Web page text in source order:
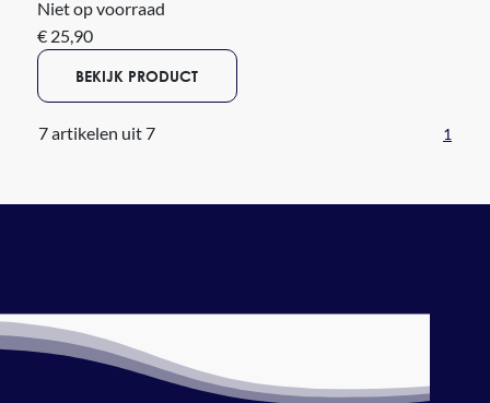
Niet op voorraad
€ 25,90
BEKIJK PRODUCT
7 artikelen uit 7 1